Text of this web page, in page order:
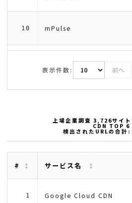
10 mPulse
表示件数: 前へ
上場企業調査 3,726サイト
CDN TOP 6
検出されたURLの合計
# サービス名
1 Google Cloud CDN